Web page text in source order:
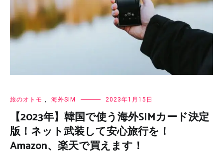
旅のオトモ 海外SIM 2023年1月15日
【2023年】韓国で使う海外SIMカード決定
版！ネット武装して安心旅行を！
Amazon、楽天で買えます！